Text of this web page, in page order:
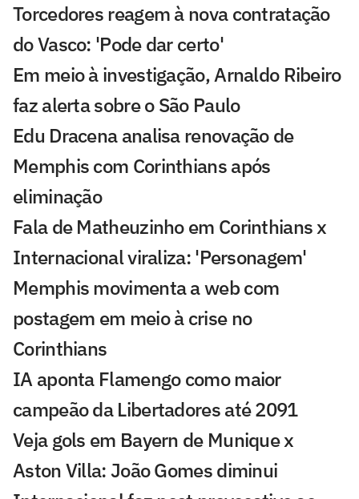
Torcedores reagem à nova contratação
do Vasco: 'Pode dar certo'
Em meio à investigação, Arnaldo Ribeiro
faz alerta sobre o São Paulo
Edu Dracena analisa renovação de
Memphis com Corinthians após
eliminação
Fala de Matheuzinho em Corinthians x
Internacional viraliza: 'Personagem'
Memphis movimenta a web com
postagem em meio à crise no
Corinthians
IA aponta Flamengo como maior
campeão da Libertadores até 2091
Veja gols em Bayern de Munique x
Aston Villa: João Gomes diminui